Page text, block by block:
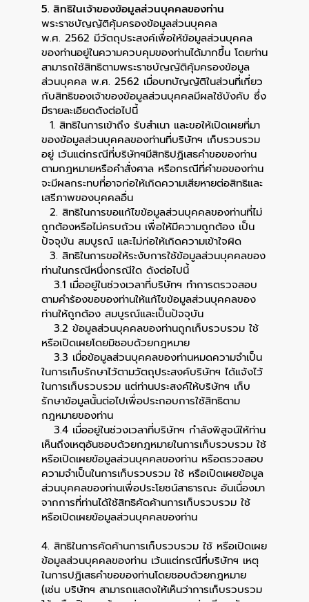
5. สิทธิในเจ้าของข้อมูลส่วนบุคคลของท่าน
พระราชบัญญัติคุ้มครองข้อมูลส่วนบุคคล
พ.ศ. 2562 มีวัตถุประสงค์เพื่อให้ข้อมูลส่วนบุคคล
ของท่านอยู่ในความควบคุมของท่านได้มากขึ้น โดยท่าน
สามารถใช้สิทธิตามพระราชบัญญัติคุ้มครองข้อมูล
ส่วนบุคคล พ.ศ. 2562 เมื่อบทบัญญัติในส่วนที่เกี่ยว
กับสิทธิของเจ้าของข้อมูลส่วนบุคคลมีผลใช้บังคับ ซึ่ง
มีรายละเอียดดังต่อไปนี้
1. สิทธิในการเข้าถึง รับสำเนา และขอให้เปิดเผยที่มา
ของข้อมูลส่วนบุคคลของท่านที่บริษัทฯ เก็บรวบรวม
อยู่ เว้นแต่กรณีที่บริษัทฯมีสิทธิปฏิเสธคำขอของท่าน
ตามกฎหมายหรือคำสั่งศาล หรือกรณีที่คำขอของท่าน
จะมีผลกระทบที่อาจก่อให้เกิดความเสียหายต่อสิทธิและ
เสรีภาพของบุคคลอื่น
2. สิทธิในการขอแก้ไขข้อมูลส่วนบุคคลของท่านที่ไม่
ถูกต้องหรือไม่ครบถ้วน เพื่อให้มีความถูกต้อง เป็น
ปัจจุบัน สมบูรณ์ และไม่ก่อให้เกิดความเข้าใจผิด
3. สิทธิในการขอให้ระงับการใช้ข้อมูลส่วนบุคคลของ
ท่านในกรณีหนึ่งกรณีใด ดังต่อไปนี้
3.1 เมื่ออยู่ในช่วงเวลาที่บริษัทฯ ทำการตรวจสอบ
ตามคำร้องขอของท่านให้แก้ไขข้อมูลส่วนบุคคลของ
ท่านให้ถูกต้อง สมบูรณ์และเป็นปัจจุบัน
3.2 ข้อมูลส่วนบุคคลของท่านถูกเก็บรวบรวม ใช้
หรือเปิดเผยโดยมิชอบด้วยกฎหมาย
3.3 เมื่อข้อมูลส่วนบุคคลของท่านหมดความจำเป็น
ในการเก็บรักษาไว้ตามวัตถุประสงค์บริษัทฯ ได้แจ้งไว้
ในการเก็บรวบรวม แต่ท่านประสงค์ให้บริษัทฯ เก็บ
รักษาข้อมูลนั้นต่อไปเพื่อประกอบการใช้สิทธิตาม
กฎหมายของท่าน
3.4 เมื่ออยู่ในช่วงเวลาที่บริษัทฯ กำลังพิสูจน์ให้ท่าน
เห็นถึงเหตุอันชอบด้วยกฎหมายในการเก็บรวบรวม ใช้
หรือเปิดเผยข้อมูลส่วนบุคคลของท่าน หรือตรวจสอบ
ความจำเป็นในการเก็บรวบรวม ใช้ หรือเปิดเผยข้อมูล
ส่วนบุคคลของท่านเพื่อประโยชน์สาธารณะ อันเนื่องมา
จากการที่ท่านได้ใช้สิทธิคัดค้านการเก็บรวบรวม ใช้
หรือเปิดเผยข้อมูลส่วนบุคคลของท่าน
4. สิทธิในการคัดค้านการเก็บรวบรวม ใช้ หรือเปิดเผย
ข้อมูลส่วนบุคคลของท่าน เว้นแต่กรณีที่บริษัทฯ เหตุ
ในการปฏิเสธคำขอของท่านโดยชอบด้วยกฎหมาย
(เช่น บริษัทฯ สามารถแสดงให้เห็นว่าการเก็บรวบรวม